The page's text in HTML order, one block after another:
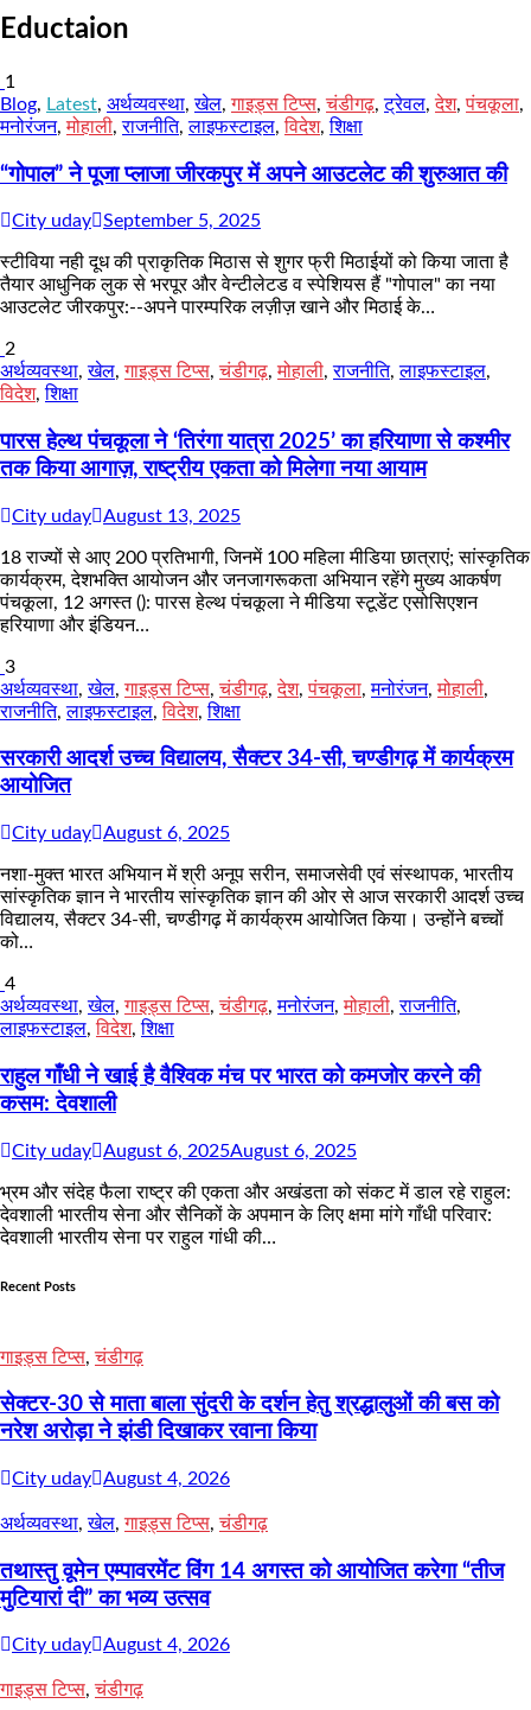
Eductaion
1
Blog, Latest, अर्थव्यवस्था,खेल,गाइड्स टिप्स,चंडीगढ़,ट्रेवल,देश,पंचकूला,
मनोरंजन,मोहाली,राजनीति,लाइफस्टाइल,विदेश,शिक्षा
“गोपाल” ने पूजा प्लाजा जीरकपुर में अपने आउटलेट की शुरुआत की
City uday September 5, 2025
स्टीविया नही दूध की प्राकृतिक मिठास से शुगर फ्री मिठाईयों को किया जाता है
तैयार आधुनिक लुक से भरपूर और वेन्टीलेटड व स्पेशियस हैं "गोपाल" का नया
आउटलेट जीरकपुर:--अपने पारम्परिक लज़ीज़ खाने और मिठाई के…
2
अर्थव्यवस्था,खेल,गाइड्स टिप्स,चंडीगढ़,मोहाली,राजनीति,लाइफस्टाइल,
विदेश,शिक्षा
पारस हेल्थ पंचकूला ने ‘तिरंगा यात्रा 2025’ का हरियाणा से कश्मीर
तक किया आगाज़, राष्ट्रीय एकता को मिलेगा नया आयाम
City uday August 13, 2025
18 राज्यों से आए 200 प्रतिभागी, जिनमें 100 महिला मीडिया छात्राएं; सांस्कृतिक
कार्यक्रम, देशभक्ति आयोजन और जनजागरूकता अभियान रहेंगे मुख्य आकर्षण
पंचकूला, 12 अगस्त (): पारस हेल्थ पंचकूला ने मीडिया स्टूडेंट एसोसिएशन
हरियाणा और इंडियन…
3
अर्थव्यवस्था,खेल,गाइड्स टिप्स,चंडीगढ़,देश,पंचकूला,मनोरंजन,मोहाली,
राजनीति,लाइफस्टाइल,विदेश,शिक्षा
सरकारी आदर्श उच्च विद्यालय, सैक्टर 34-सी, चण्डीगढ़ में कार्यक्रम
आयोजित
City uday August 6, 2025
नशा-मुक्त भारत अभियान में श्री अनूप सरीन, समाजसेवी एवं संस्थापक, भारतीय
सांस्कृतिक ज्ञान ने भारतीय सांस्कृतिक ज्ञान की ओर से आज सरकारी आदर्श उच्च
विद्यालय, सैक्टर 34-सी, चण्डीगढ़ में कार्यक्रम आयोजित किया। उन्होंने बच्चों
को…
4
अर्थव्यवस्था,खेल,गाइड्स टिप्स,चंडीगढ़,मनोरंजन,मोहाली,राजनीति,
लाइफस्टाइल,विदेश,शिक्षा
राहुल गाँधी ने खाई है वैश्विक मंच पर भारत को कमजोर करने की
कसम: देवशाली
City uday August 6, 2025August 6, 2025
भ्रम और संदेह फैला राष्ट्र की एकता और अखंडता को संकट में डाल रहे राहुल:
देवशाली भारतीय सेना और सैनिकों के अपमान के लिए क्षमा मांगे गाँधी परिवार:
देवशाली भारतीय सेना पर राहुल गांधी की…
Recent Posts
गाइड्स टिप्स,चंडीगढ़
सेक्टर-30 से माता बाला सुंदरी के दर्शन हेतु श्रद्धालुओं की बस को
नरेश अरोड़ा ने झंडी दिखाकर रवाना किया
City uday August 4, 2026
अर्थव्यवस्था,खेल,गाइड्स टिप्स,चंडीगढ़
तथास्तु वूमेन एम्पावरमेंट विंग 14 अगस्त को आयोजित करेगा “तीज
मुटियारां दी” का भव्य उत्सव
City uday August 4, 2026
गाइड्स टिप्स,चंडीगढ़